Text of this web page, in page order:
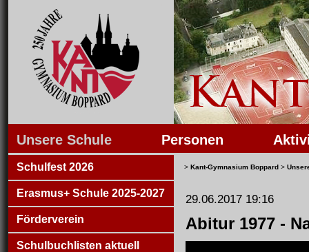
Unsere Schule Personen
Schulfest 2026
Erasmus+ Schule 2025-2027
Förderverein
Schulbuchlisten aktuell
> Kant-Gymnasium Boppard >
29.06.2017 19:16
Abitur 1977 -